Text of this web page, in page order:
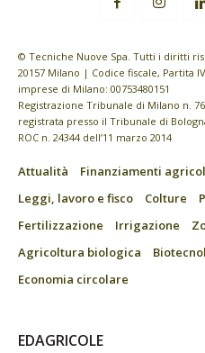
© Tecniche Nuove Spa. Tutti i diritti
20157 Milano | Codice fiscale, Partita
imprese di Milano: 00753480151
Registrazione Tribunale di Milano n.
registrata presso il Tribunale di
ROC n. 24344 dell’11 marzo 2014
Attualità Finanziamenti
Leggi, lavoro e fisco
Colture
Fertilizzazione
Irrigazione
Agricoltura biologica
Economia circolare
EDAGRICOLE